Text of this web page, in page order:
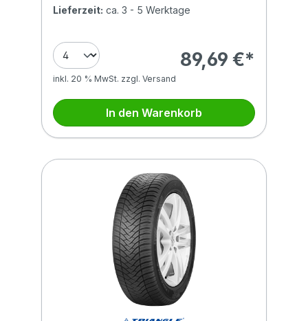
Lieferzeit: ca. 3 - 5 Werktage
89,69 €*
inkl. 20 % MwSt. zzgl. Versand
In den Warenkorb